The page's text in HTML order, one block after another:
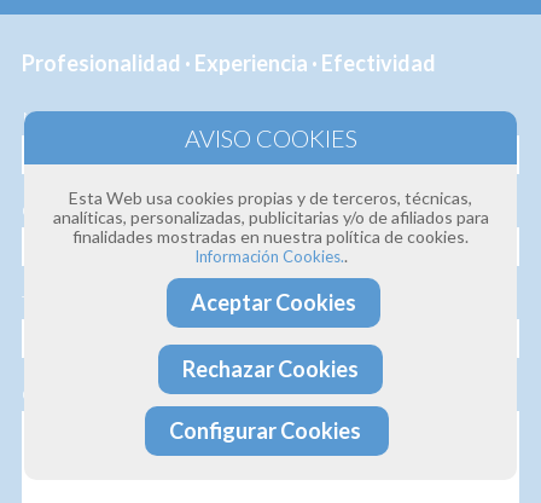
Profesionalidad · Experiencia · Efectividad
Nombre
Correo electrónico
Teléfono
Consulta
Esta Web usa cookies propias y de terceros, técnicas,
analíticas, personalizadas, publicitarias y/o de afiliados para
finalidades mostradas en nuestra política de cookies.
Información Cookies..
Aceptar Cookies
Rechazar Cookies
Configurar Cookies